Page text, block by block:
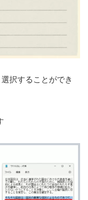
択することができ